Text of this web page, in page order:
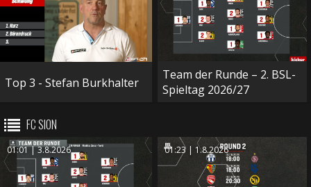
Top 3 - Stefan Burkhalter
Team der Runde – 2. BSL-
Spieltag 2026/27
FC SION
01:01 | 3.8.2026 01:23 | 1.8.2026